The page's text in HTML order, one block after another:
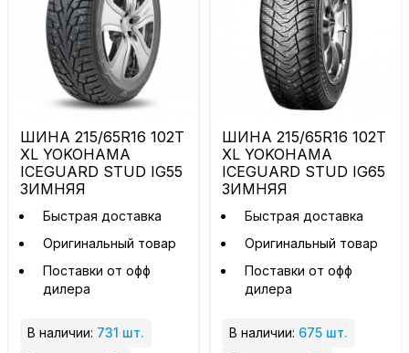
ШИНА 215/65R16 102T
XL YOKOHAMA
ICEGUARD STUD IG55
ЗИМНЯЯ
Быстрая доставка
Оригинальный товар
Поставки от офф
дилера
В наличии: 731 шт.
ШИНА 215/65R16 102T
XL YOKOHAMA
ICEGUARD STUD IG65
ЗИМНЯЯ
Быстрая доставка
Оригинальный товар
Поставки от офф
дилера
В наличии: 675 шт.